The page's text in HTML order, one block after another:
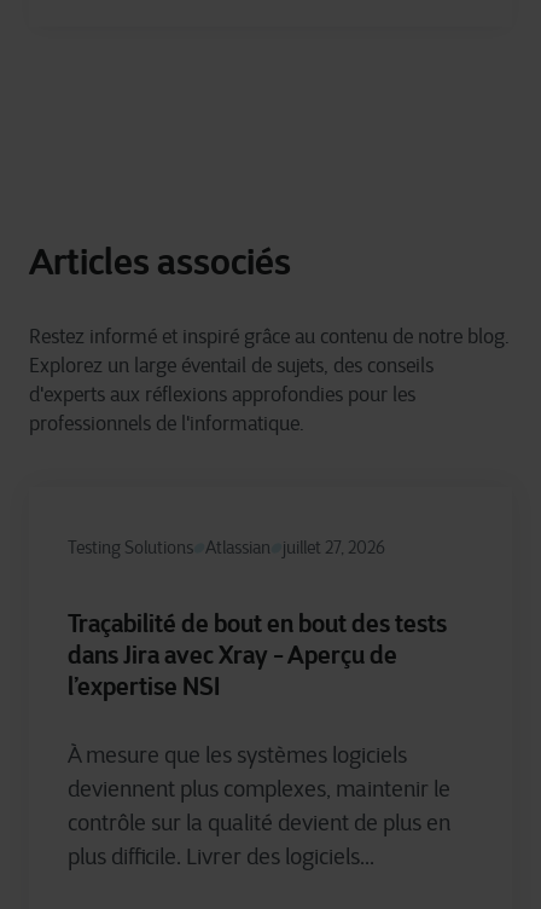
Articles associés
Restez informé et inspiré grâce au contenu de notre blog.
Explorez un large éventail de sujets, des conseils
d'experts aux réflexions approfondies pour les
professionnels de l'informatique.
Testing Solutions Atlassian juillet 27, 2026
Traçabilité de bout en bout des tests
dans Jira avec Xray - Aperçu de
l’expertise NSI
À mesure que les systèmes logiciels
deviennent plus complexes, maintenir le
contrôle sur la qualité devient de plus en
plus difficile. Livrer des logiciels...